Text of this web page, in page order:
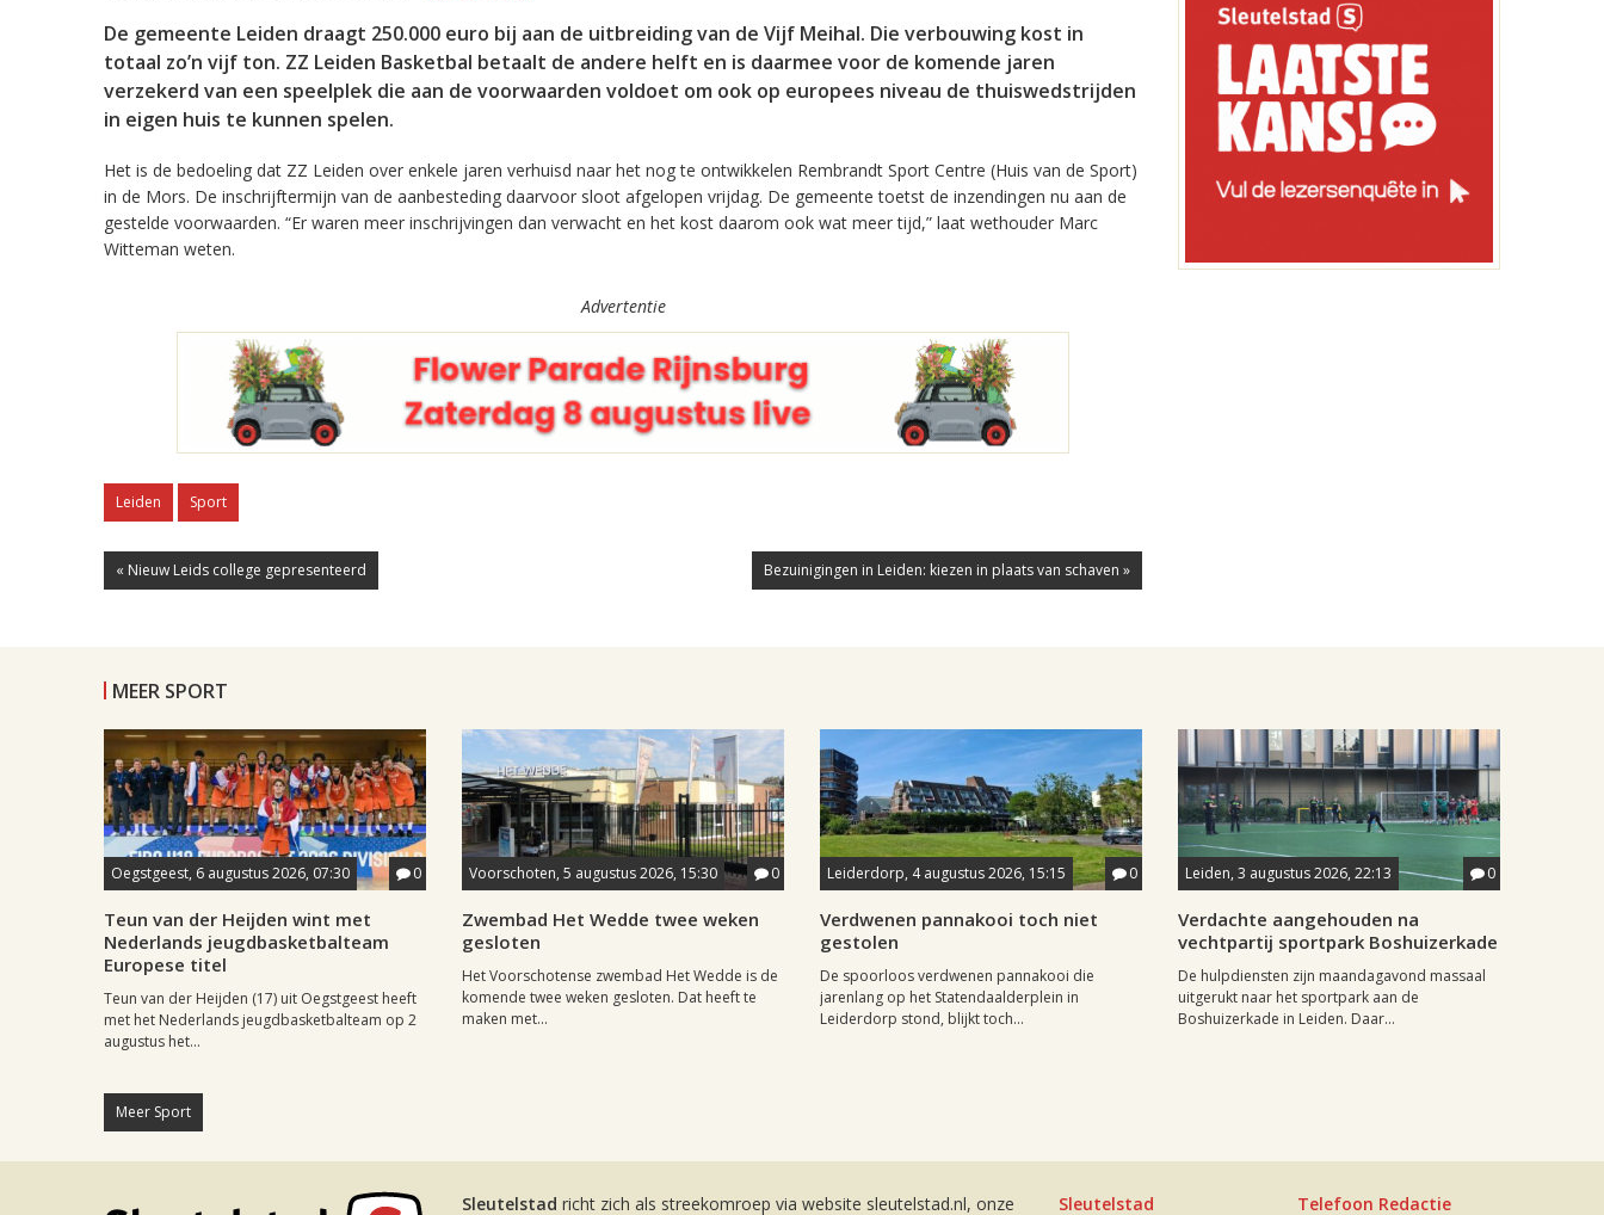
De gemeente Leiden draagt 250.000 euro bij aan de uitbreiding van de Vijf Meihal. Die verbouwing kost in
totaal zo’n vijf ton. ZZ Leiden Basketbal betaalt de andere helft en is daarmee voor de komende jaren
verzekerd van een speelplek die aan de voorwaarden voldoet om ook op europees niveau de thuiswedstrijden
in eigen huis te kunnen spelen.
Het is de bedoeling dat ZZ Leiden over enkele jaren verhuisd naar het nog te ontwikkelen Rembrandt Sport Centre (Huis van de Sport)
in de Mors. De inschrijftermijn van de aanbesteding daarvoor sloot afgelopen vrijdag. De gemeente toetst de inzendingen nu aan de
gestelde voorwaarden. “Er waren meer inschrijvingen dan verwacht en het kost daarom ook wat meer tijd,” laat wethouder Marc
Witteman weten.
Advertentie
Leiden Sport
« Nieuw Leids college gepresenteerd Bezuinigingen in Leiden: kiezen in plaats van schaven »
MEER SPORT
Oegstgeest, 6 augustus 2026, 07:30 0
Teun van der Heijden wint met
Nederlands jeugdbasketbalteam
Europese titel
Teun van der Heijden (17) uit Oegstgeest heeft
met het Nederlands jeugdbasketbalteam op 2
augustus het...
Voorschoten, 5 augustus 2026, 15:30 0
Zwembad Het Wedde twee weken
gesloten
Het Voorschotense zwembad Het Wedde is de
komende twee weken gesloten. Dat heeft te
maken met...
Leiderdorp, 4 augustus 2026, 15:15 0
Verdwenen pannakooi toch niet
gestolen
De spoorloos verdwenen pannakooi die
jarenlang op het Statendaalderplein in
Leiderdorp stond, blijkt toch...
Leiden, 3 augustus 2026, 22:13 0
Verdachte aangehouden na
vechtpartij sportpark Boshuizerkade
De hulpdiensten zijn maandagavond massaal
uitgerukt naar het sportpark aan de
Boshuizerkade in Leiden. Daar...
Meer Sport
Sleutelstad richt zich als streekomroep via website sleutelstad.nl, onze Sleutelstad Telefoon Redactie